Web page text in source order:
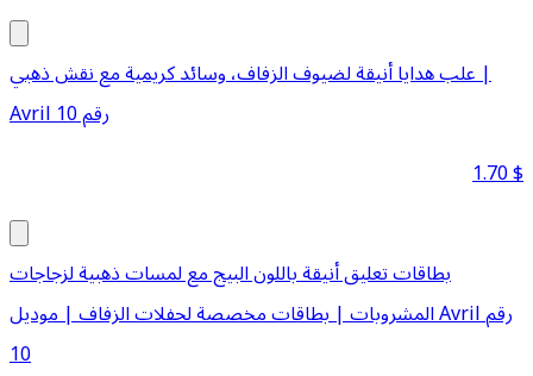
علب هدايا أنيقة لضيوف الزفاف، وسائد كريمية مع نقش ذهبي |
Avril رقم 10
1.70$
بطاقات تعليق أنيقة باللون البيج مع لمسات ذهبية لزجاجات
المشروبات | بطاقات مخصصة لحفلات الزفاف | موديل Avril رقم
10